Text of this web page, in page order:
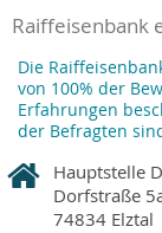
Raiffeisenbank
Die
von 100% der
Erfahrungen
der Befragten
Hauptstelle
Dorfstraße
74834 Elztal